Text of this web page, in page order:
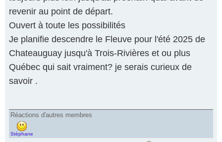
revenir au point de départ.
Ouvert à toute les possibilités
Je planifie descendre le Fleuve pour l'été 2025 de
Chateauguay jusqu'à Trois-Rivières et ou plus
Québec qui sait vraiment? je serais curieux de
savoir .
Réactions d'autres membres
Stéphane